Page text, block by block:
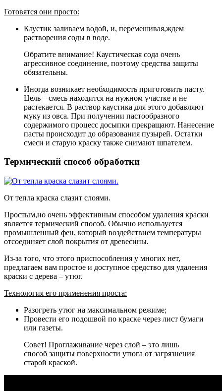
Готовятся они просто:
Каустик заливаем водой, и, перемешивая,ждем
растворения соды в воде.
Обратите внимание! Каустическая сода очень
агрессивное соединение, поэтому средства защиты
обязательны.
Иногда возникает необходимость приготовить пасту.
Цель – смесь находится на нужном участке и не
растекается. В раствор каустика для этого добавляют
муку из овса. При получении пастообразного
содержимого процесс досыпки прекращают. Нанесение
пасты происходит до образования пузырей. Остатки
смеси и старую краску также снимают шпателем.
Термический способ обработки
От тепла краска слазит слоями.
Простым,но очень эффективным способом удаления краски
является термический способ. Обычно используется
промышленный фен, который воздействием температуры
отсоединяет слой покрытия от древесины.
Из-за того, что этого приспособления у многих нет,
предлагаем вам простое и доступное средство для удаления
краски с дерева – утюг.
Технология его применения проста:
Разогреть утюг на максимальном режиме;
Провести его подошвой по краске через лист бумаги
или газеты.
Совет! Проглаживание через слой – это лишь
способ защиты поверхности утюга от загрязнения
старой краской.